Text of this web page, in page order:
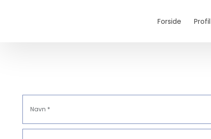
Forside Profil